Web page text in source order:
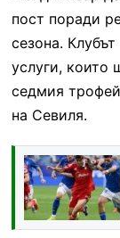
пост поради
сезона.
услуги, които
седмия трофей
на Севиля.